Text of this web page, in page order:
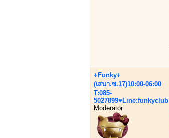
+Funky+
(เสนา.ซ.17)10:00-06:00
T:085-
5027899♥Line:funkyclub
Moderator